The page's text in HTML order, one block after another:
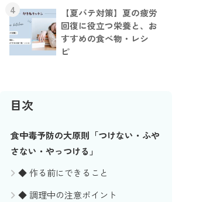
4
【夏バテ対策】夏の疲労
回復に役立つ栄養と、お
すすめの食べ物・レシ
ピ
目次
食中毒予防の大原則「つけない・ふや
さない・やっつける」
◆ 作る前にできること
◆ 調理中の注意ポイント